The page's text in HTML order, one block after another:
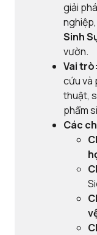
giải
Sinh
vườn.
Vai trò:
cứu và
thuật,
phẩm
Các